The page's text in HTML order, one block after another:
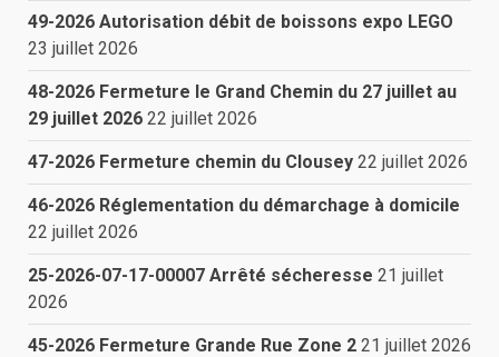
49-2026 Autorisation débit de boissons expo LEGO
23 juillet 2026
48-2026 Fermeture le Grand Chemin du 27 juillet au
29 juillet 2026 22 juillet 2026
47-2026 Fermeture chemin du Clousey 22 juillet 2026
46-2026 Réglementation du démarchage à domicile
22 juillet 2026
25-2026-07-17-00007 Arrêté sécheresse 21 juillet
2026
45-2026 Fermeture Grande Rue Zone 2 21 juillet 2026